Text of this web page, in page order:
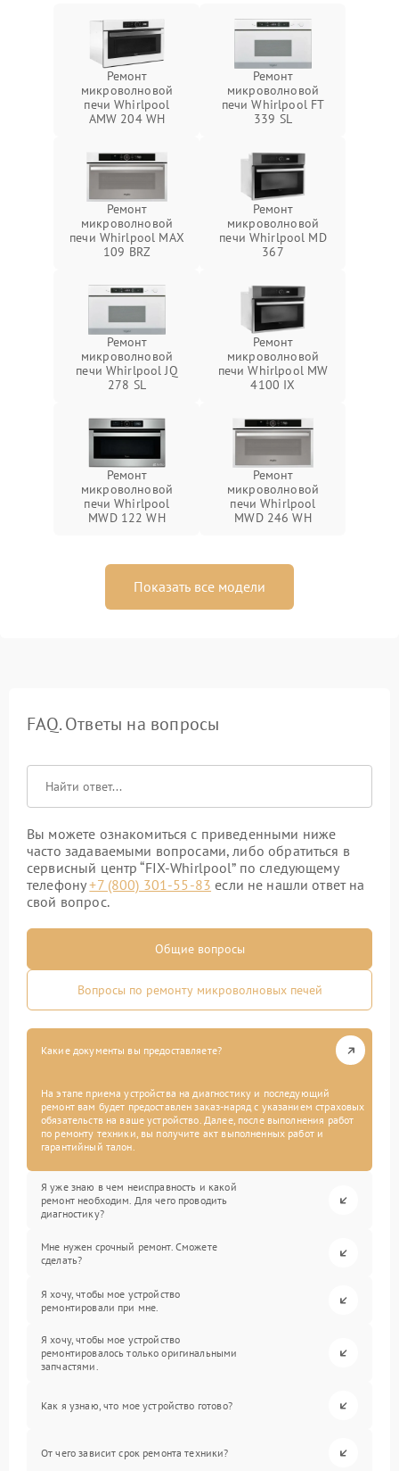
Ремонт
микроволновой
печи Whirlpool
AMW 204 WH
Ремонт
микроволновой
печи Whirlpool FT
339 SL
Ремонт
микроволновой
печи Whirlpool MAX
109 BRZ
Ремонт
микроволновой
печи Whirlpool MD
367
Ремонт
микроволновой
печи Whirlpool JQ
278 SL
Ремонт
микроволновой
печи Whirlpool MW
4100 IX
Ремонт
микроволновой
печи Whirlpool
MWD 122 WH
Ремонт
микроволновой
печи Whirlpool
MWD 246 WH
Показать все модели
FAQ. Ответы на вопросы
Вы можете ознакомиться с приведенными ниже
часто задаваемыми вопросами, либо обратиться в
сервисный центр “FIX-Whirlpool” по следующему
телефону+7 (800) 301-55-83 если не нашли ответ на
свой вопрос.
Общие вопросы
Вопросы по ремонту микроволновых печей
Какие документы вы предоставляете?
На этапе приема устройства на диагностику и последующий
ремонт вам будет предоставлен заказ-наряд с указанием страховых
обязательств на ваше устройство. Далее, после выполнения работ
по ремонту техники, вы получите акт выполненных работ и
гарантийный талон.
Я уже знаю в чем неисправность и какой
ремонт необходим. Для чего проводить
диагностику?
Мне нужен срочный ремонт. Сможете
сделать?
Я хочу, чтобы мое устройство
ремонтировали при мне.
Я хочу, чтобы мое устройство
ремонтировалось только оригинальными
запчастями.
Как я узнаю, что мое устройство готово?
От чего зависит срок ремонта техники?